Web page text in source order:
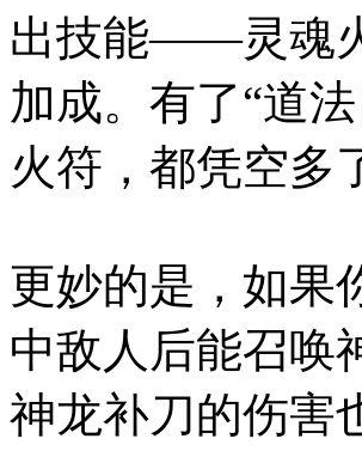
出技能——灵魂
加成。有了“道
火符，都凭空多
更妙的是，如果
中敌人后能召唤
神龙补刀的伤害